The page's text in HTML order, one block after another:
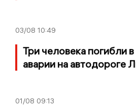
03/08 10:49
Три человека погибли
аварии на автодороге
01/08 09:13